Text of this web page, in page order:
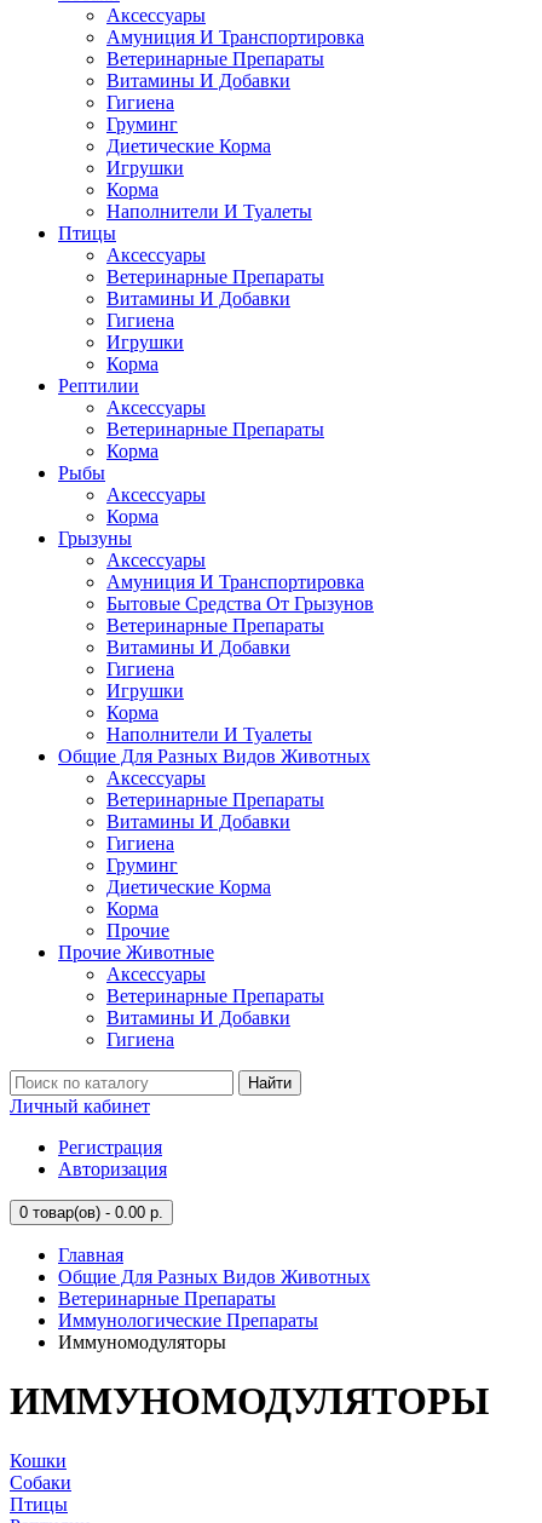
Аксессуары
Амуниция И Транспортировка
Ветеринарные Препараты
Витамины И Добавки
Гигиена
Груминг
Диетические Корма
Игрушки
Корма
Наполнители И Туалеты
Птицы
Аксессуары
Ветеринарные Препараты
Витамины И Добавки
Гигиена
Игрушки
Корма
Рептилии
Аксессуары
Ветеринарные Препараты
Корма
Рыбы
Аксессуары
Корма
Грызуны
Аксессуары
Амуниция И Транспортировка
Бытовые Средства От Грызунов
Ветеринарные Препараты
Витамины И Добавки
Гигиена
Игрушки
Корма
Наполнители И Туалеты
Общие Для Разных Видов Животных
Аксессуары
Ветеринарные Препараты
Витамины И Добавки
Гигиена
Груминг
Диетические Корма
Корма
Прочие
Прочие Животные
Аксессуары
Ветеринарные Препараты
Витамины И Добавки
Гигиена
Найти
Личный кабинет
Регистрация
Авторизация
0 товар(ов) - 0.00 р.
Главная
Общие Для Разных Видов Животных
Ветеринарные Препараты
Иммунологические Препараты
Иммуномодуляторы
ИММУНОМОДУЛЯТОРЫ
Кошки
Собаки
Птицы